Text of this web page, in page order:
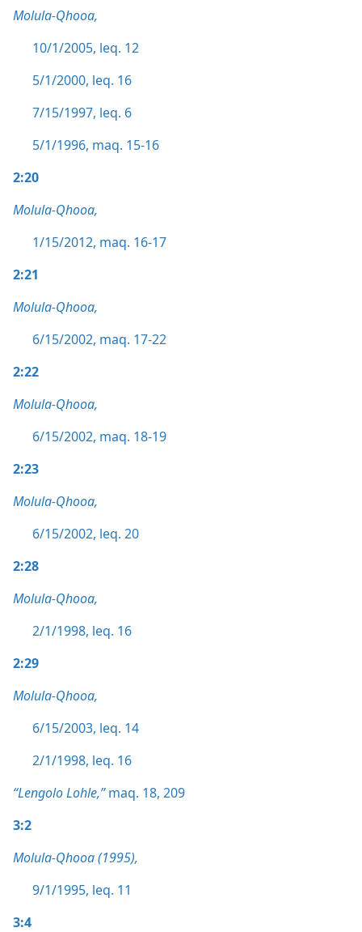
Molula-Qhooa,
10/1/2005, leq. 12
5/1/2000, leq. 16
7/15/1997, leq. 6
5/1/1996, maq. 15-16
2:20
Molula-Qhooa,
1/15/2012, maq. 16-17
2:21
Molula-Qhooa,
6/15/2002, maq. 17-22
2:22
Molula-Qhooa,
6/15/2002, maq. 18-19
2:23
Molula-Qhooa,
6/15/2002, leq. 20
2:28
Molula-Qhooa,
2/1/1998, leq. 16
2:29
Molula-Qhooa,
6/15/2003, leq. 14
2/1/1998, leq. 16
“Lengolo Lohle,”maq. 18, 209
3:2
Molula-Qhooa (1995),
9/1/1995, leq. 11
3:4